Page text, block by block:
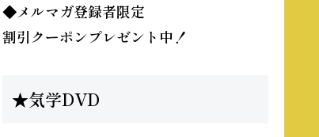
◆メルマガ登録者限定
割引クーポンプレゼント中！
★気学DVD